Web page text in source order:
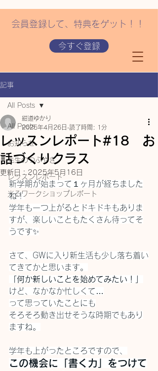
会員登録して、特典をゲット！！
今すぐ登録
記事
All Posts
お知らせ
先生のつぶやき
レッスンレポート
光るワークショップレポート
All Posts
レッスンレポート#18 お
話づくりクラス
紺道ゆかり
2025年4月26日 読了時間: 1分
更新日： 2025年5月16日
新学期が始まって１ヶ月が経ちました
ね！
学年も一つ上がるとドキドキもありま
すが、楽しいこともたくさん待ってそ
うです✨
さて、GWに入り新生活も少し落ち着い
てきてかと思います。
「何か新しいことを始めてみたい！」
けど、なかなか忙しくて…
って思っていたことにも
そろそろ動き出せそうな時期でもあり
ますね。
学年も上がったところですので、
この機会に「書く力」をつけて